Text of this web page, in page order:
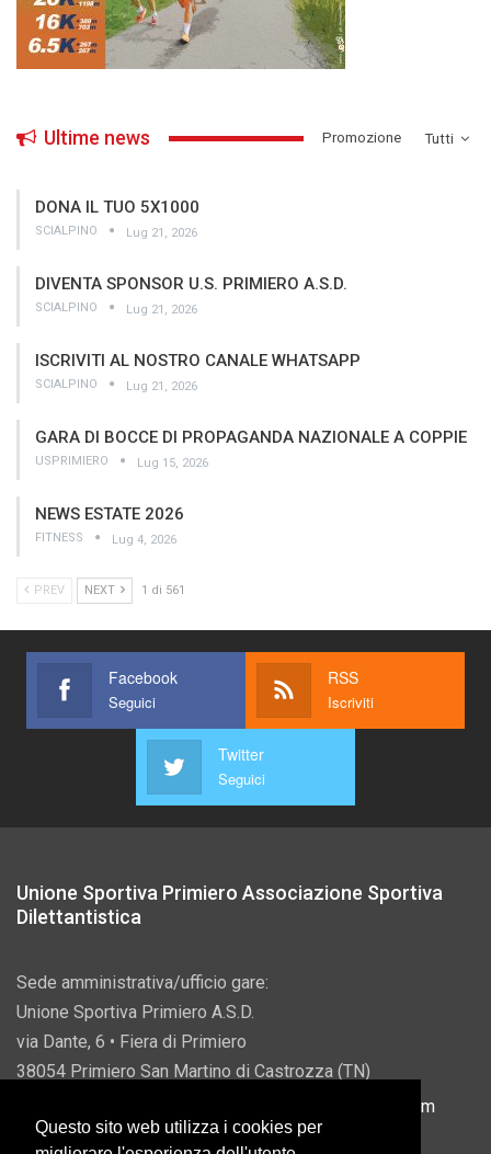
Tutti
Ultime news ­Promozione
DONA IL TUO 5X1000
SCIALPINO Lug 21, 2026
DIVENTA SPONSOR U.S. PRIMIERO A.S.D.
SCIALPINO Lug 21, 2026
ISCRIVITI AL NOSTRO CANALE WHATSAPP
SCIALPINO Lug 21, 2026
GARA DI BOCCE DI PROPAGANDA NAZIONALE A COPPIE
USPRIMIERO Lug 15, 2026
NEWS ESTATE 2026
FITNESS Lug 4, 2026
PREV NEXT 1 di 561
Facebook
Seguici
RSS
Iscriviti
Twitter
Seguici
Unione Sportiva Primiero Associazione Sportiva
Dilettantistica
Sede amministrativa/ufficio gare:
Unione Sportiva Primiero A.S.D.
via Dante, 6 • Fiera di Primiero
38054 Primiero San Martino di Castrozza (TN)
info@usprimiero.com
Questo sito web utilizza i cookies per